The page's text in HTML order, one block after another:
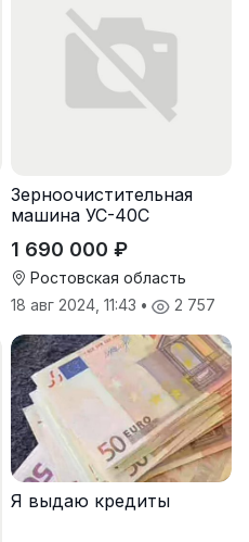
Зерноочистительная
машина УС-40С
1 690 000 ₽
Ростовская область
18 авг 2024, 11:43 • 2 757
Я выдаю кредиты